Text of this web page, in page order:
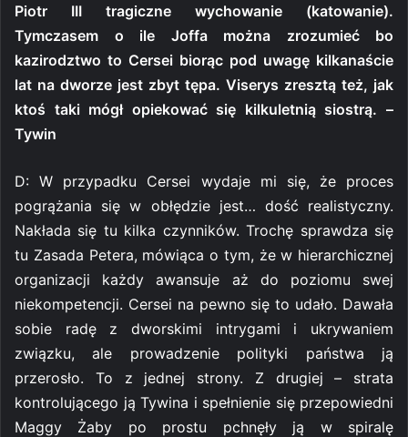
Piotr III tragiczne wychowanie (katowanie).
Tymczasem o ile Joffa można zrozumieć bo
kazirodztwo to Cersei biorąc pod uwagę kilkanaście
lat na dworze jest zbyt tępa. Viserys zresztą też, jak
ktoś taki mógł opiekować się kilkuletnią siostrą. –
Tywin
D: W przypadku Cersei wydaje mi się, że proces
pogrążania się w obłędzie jest… dość realistyczny.
Nakłada się tu kilka czynników. Trochę sprawdza się
tu Zasada Petera, mówiąca o tym, że w hierarchicznej
organizacji każdy awansuje aż do poziomu swej
niekompetencji. Cersei na pewno się to udało. Dawała
sobie radę z dworskimi intrygami i ukrywaniem
związku, ale prowadzenie polityki państwa ją
przerosło. To z jednej strony. Z drugiej – strata
kontrolującego ją Tywina i spełnienie się przepowiedni
Maggy Żaby po prostu pchnęły ją w spiralę